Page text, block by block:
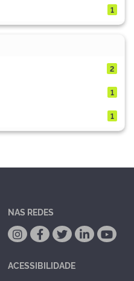
1
2
1
1
NAS REDES
ACESSIBILIDADE